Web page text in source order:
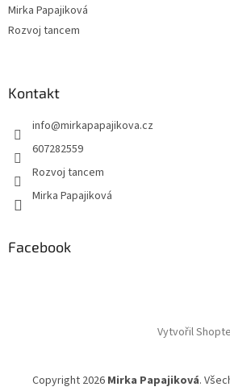
Mirka Papajiková
Rozvoj tancem
Kontakt
info@mirkapapajikova.cz
607282559
Rozvoj tancem
Mirka Papajiková
Facebook
Vytvořil
Copyright 2026 Mirka Papajiková.